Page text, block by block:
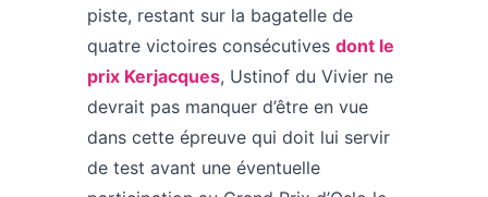
piste, restant sur la bagatelle de
quatre victoires consécutives dont le
prix Kerjacques, Ustinof du Vivier ne
devrait pas manquer d’être en vue
dans cette épreuve qui doit lui servir
de test avant une éventuelle